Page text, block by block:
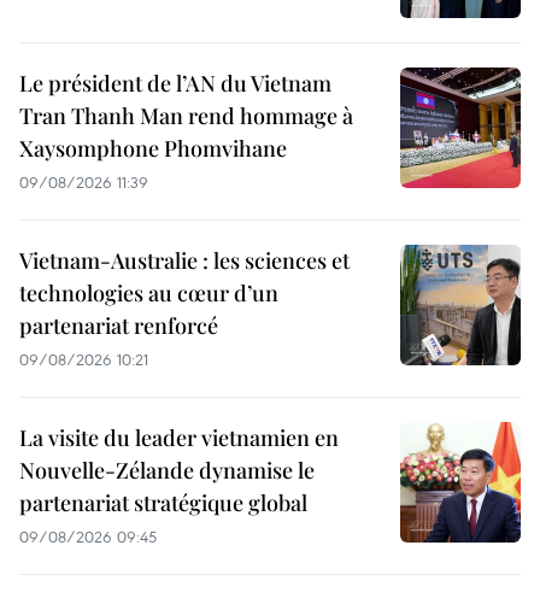
Le président de l’AN du Vietnam
Tran Thanh Man rend hommage à
Xaysomphone Phomvihane
09/08/2026 11:39
Vietnam-Australie : les sciences et
technologies au cœur d’un
partenariat renforcé
09/08/2026 10:21
La visite du leader vietnamien en
Nouvelle-Zélande dynamise le
partenariat stratégique global
09/08/2026 09:45